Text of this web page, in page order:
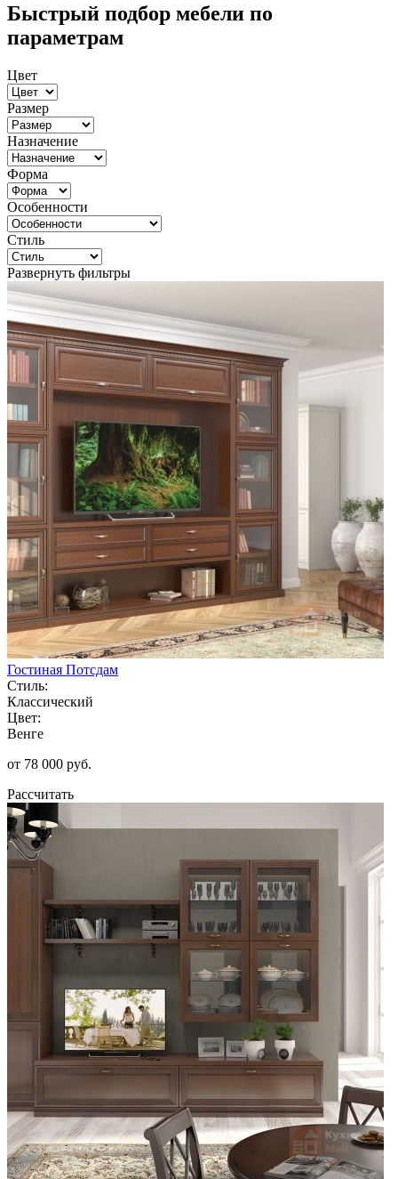
Быстрый подбор мебели по
параметрам
Цвет
Размер
Назначение
Форма
Особенности
Стиль
Развернуть фильтры
Гостиная Потсдам
Стиль:
Классический
Цвет:
Венге
от 78 000 руб.
Рассчитать